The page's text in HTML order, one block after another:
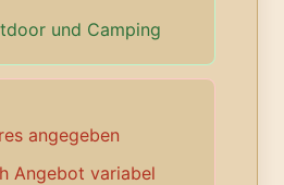
und Camping
angegeben
Angebot variabel